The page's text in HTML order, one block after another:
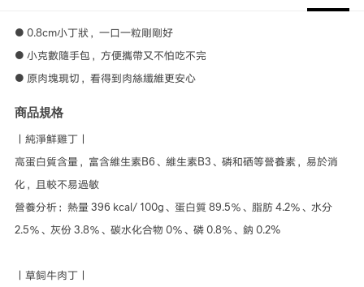
● 0.8cm小丁狀，一口一粒剛剛好
● 小克數隨手包，方便攜帶又不怕吃不完
● 原肉塊現切，看得到肉絲纖維更安心
商品規格
丨純淨鮮雞丁丨
高蛋白質含量，富含維生素B6、維生素B3、磷和硒等營養素，易於消
化，且較不易過敏
營養分析：熱量 396 kcal/ 100g、蛋白質 89.5％、脂肪 4.2％、水分
2.5％、灰份 3.8％、碳水化合物 0％、磷 0.8％、鈉 0.2%
丨草飼牛肉丁丨